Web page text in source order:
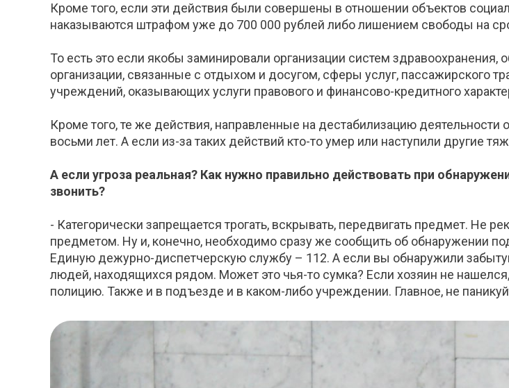
Кроме того, если эти действия были совершены в отношении объектов
наказываются штрафом уже до 700 000 рублей либо лишением свободы на
То есть это если якобы заминировали организации систем здравоохранения,
организации, связанные с отдыхом и досугом, сферы услуг, пассажирского
учреждений, оказывающих услуги правового и финансово-кредитного
Кроме того, те же действия, направленные на дестабилизацию
восьми лет. А если из-за таких действий кто-то умер или наступили другие
А если угроза реальная? Как нужно правильно действовать при
звонить?
- Категорически запрещается трогать, вскрывать, передвигать предмет. Не
предметом. Ну и, конечно, необходимо сразу же сообщить об обнаружении
Единую дежурно-диспетчерскую службу – 112. А если вы обнаружили
людей, находящихся рядом. Может это чья-то сумка? Если хозяин не
полицию. Также и в подъезде и в каком-либо учреждении. Главное, не